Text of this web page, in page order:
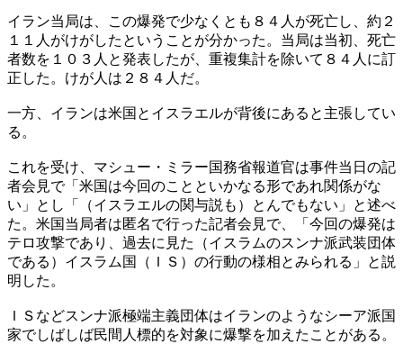
イラン当局は、この爆発で少なくとも８４人が死亡し、約２
１１人がけがしたということが分かった。当局は当初、死亡
者数を１０３人と発表したが、重複集計を除いて８４人に訂
正した。けが人は２８４人だ。
一方、イランは米国とイスラエルが背後にあると主張してい
る。
これを受け、マシュー・ミラー国務省報道官は事件当日の記
者会見で「米国は今回のことといかなる形であれ関係がな
い」とし「（イスラエルの関与説も）とんでもない」と述べ
た。米国当局者は匿名で行った記者会見で、「今回の爆発は
テロ攻撃であり、過去に見た（イスラムのスンナ派武装団体
である）イスラム国（ＩＳ）の行動の様相とみられる」と説
明した。
ＩＳなどスンナ派極端主義団体はイランのようなシーア派国
家でしばしば民間人標的を対象に爆撃を加えたことがある。